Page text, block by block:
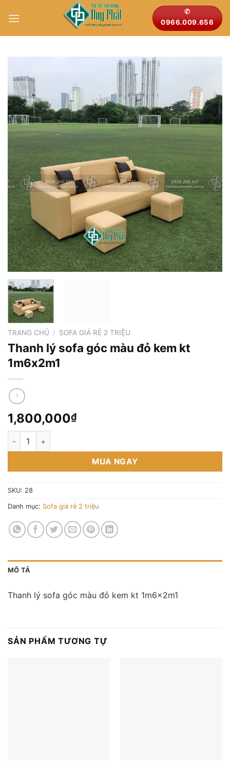
qua
✆
0966.009.656
TRANG CHỦ / SOFA GIÁ RẺ 2 TRIỆU
Thanh lý sofa góc màu đỏ kem kt
1m6x2m1
1,800,000₫
Thanh lý sofa góc màu đỏ kem kt 1m6x2m1 số lượng
MUA NGAY
SKU: 28
Danh mục: Sofa giá rẻ 2 triệu
MÔ TẢ
Thanh lý sofa góc màu đỏ kem kt 1m6x2m1
SẢN PHẨM TƯƠNG TỰ